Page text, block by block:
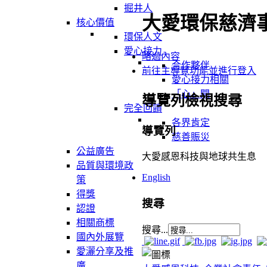
掘井人
核心價值
環保人文
愛心接力
合作夥伴
愛心接力相關
「心」聞
完全回饋
各界肯定
慈善賑災
公益廣告
品質與環境政
策
得獎
認證
相關商標
國內外展覽
愛灑分享及推
大愛環保慈濟
略過內容
前往主導覽功能並進行登入
導覽列檢視搜尋
導覽列
大愛感恩科技與地球共生息
English
搜尋
搜尋...